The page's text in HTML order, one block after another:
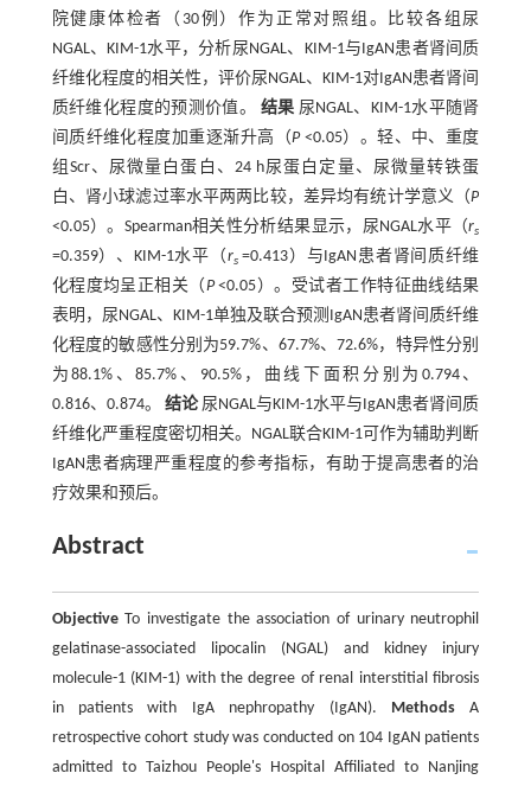
院健康体检者（30例）作为正常对照组。比较各组尿
NGAL、KIM-1水平，分析尿NGAL、KIM-1与IgAN患者肾间质
纤维化程度的相关性，评价尿NGAL、KIM-1对IgAN患者肾间
质纤维化程度的预测价值。 结果 尿NGAL、KIM-1水平随肾
间质纤维化程度加重逐渐升高（P<0.05）。轻、中、重度
组Scr、尿微量白蛋白、24 h尿蛋白定量、尿微量转铁蛋
白、肾小球滤过率水平两两比较，差异均有统计学意义（P
<0.05）。Spearman相关性分析结果显示，尿NGAL水平（rs
=0.359）、KIM-1水平（ rs=0.413）与IgAN患者肾间质纤维
化程度均呈正相关（ P<0.05）。受试者工作特征曲线结果
表明，尿NGAL、KIM-1单独及联合预测IgAN患者肾间质纤维
化程度的敏感性分别为59.7%、67.7%、72.6%，特异性分别
为88.1%、85.7%、90.5%，曲线下面积分别为0.794、
0.816、0.874。 结论尿NGAL与KIM-1水平与IgAN患者肾间质
纤维化严重程度密切相关。NGAL联合KIM-1可作为辅助判断
IgAN患者病理严重程度的参考指标，有助于提高患者的治
疗效果和预后。
Abstract
ObjectiveTo investigate the association of urinary neutrophil
gelatinase-associated lipocalin (NGAL) and kidney injury
molecule-1 (KIM-1) with the degree of renal interstitial fibrosis
in patients with IgA nephropathy (IgAN).
Methods A
retrospective cohort study was conducted on 104 IgAN patients
admitted to Taizhou People's Hospital Affiliated to Nanjing